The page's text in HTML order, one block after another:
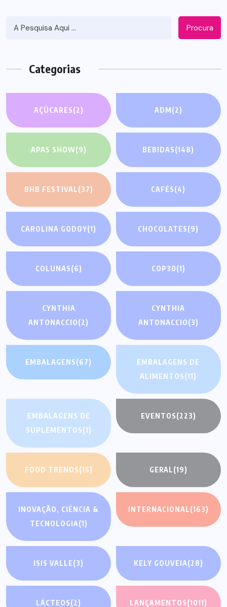
Procura
Categorias
AÇÚCARES(2) ADM (2)
APAS SHOW(9) BEBIDAS(148)
BHB FESTIVAL(37) CAFÉS(4)
CAROLINA GODOY(1) CHOCOLATES(9)
COLUNAS(6) COP30(1)
CYNTHIA
ANTONACCIO(2)
CYNTHIA
ANTONACCIO(3)
EMBALAGENS(67)
EMBALAGENS DE
ALIMENTOS(11)
EMBALAGENS DE
SUPLEMENTOS(1)
EVENTOS(223)
FOOD TRENDS(15) GERAL(19)
INOVAÇÃO, CIÊNCIA &
TECNOLOGIA(1)
INTERNACIONAL(163)
ISIS VALLE(3) KELY GOUVEIA(28)
LÁCTEOS(2) LANÇAMENTOS(1011)